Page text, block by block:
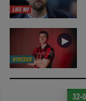
LIGE NU
NYHEDER
►